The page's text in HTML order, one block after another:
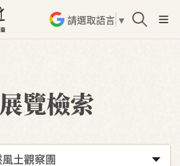
請選取語言 ▼
展覽檢索